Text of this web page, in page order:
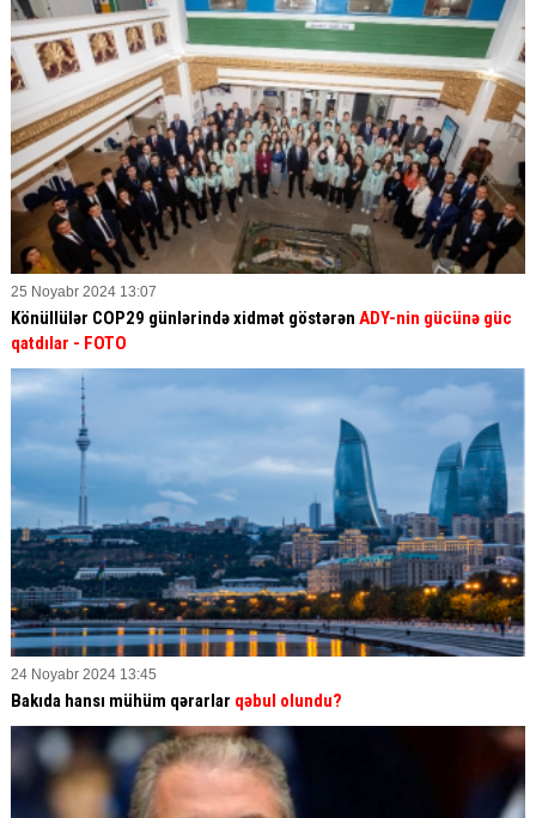
25 Noyabr 2024 13:07
Könüllülər COP29 günlərində xidmət göstərən ADY-nin gücünə güc
qatdılar - FOTO
24 Noyabr 2024 13:45
Bakıda hansı mühüm qərarlar qəbul olundu?